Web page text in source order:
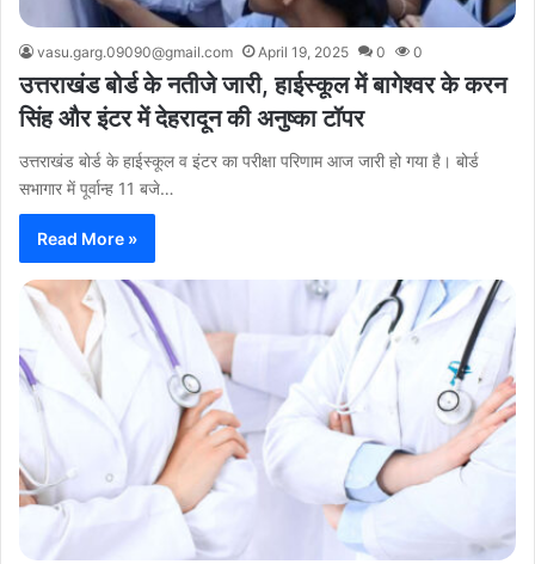
vasu.garg.09090@gmail.com April 19, 2025 0 0
उत्तराखंड बोर्ड के नतीजे जारी, हाईस्कूल में बागेश्वर के करन
सिंह और इंटर में देहरादून की अनुष्का टॉपर
उत्तराखंड बोर्ड के हाईस्कूल व इंटर का परीक्षा परिणाम आज जारी हो गया है। बोर्ड
सभागार में पूर्वान्ह 11 बजे…
Read More »